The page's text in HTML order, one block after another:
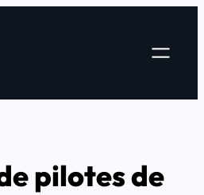
pilotes de